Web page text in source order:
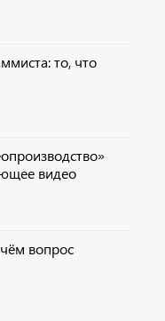
то, что
видео
вопрос